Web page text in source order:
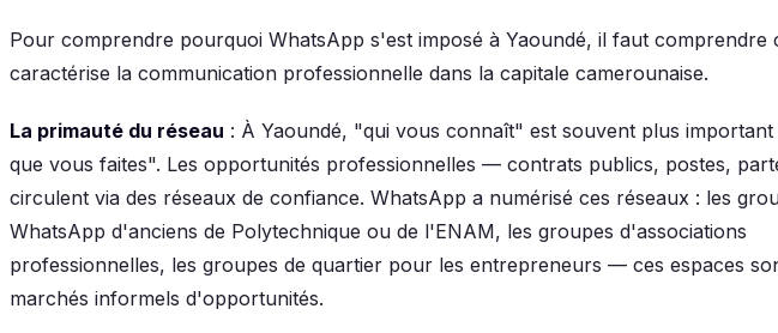
Pour comprendre pourquoi WhatsApp s'est imposé à Yaoundé, il faut comprendre
caractérise la communication professionnelle dans la capitale camerounaise.
La primauté du réseau : À Yaoundé, "qui vous connaît" est souvent plus
que vous faites". Les opportunités professionnelles — contrats publics, postes,
circulent via des réseaux de confiance. WhatsApp a numérisé ces réseaux : les
WhatsApp d'anciens de Polytechnique ou de l'ENAM, les groupes d'associations
professionnelles, les groupes de quartier pour les entrepreneurs — ces espaces
marchés informels d'opportunités.